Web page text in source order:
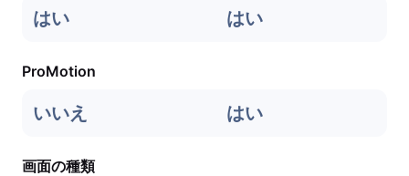
はい はい
ProMotion
いいえ はい
画面の種類